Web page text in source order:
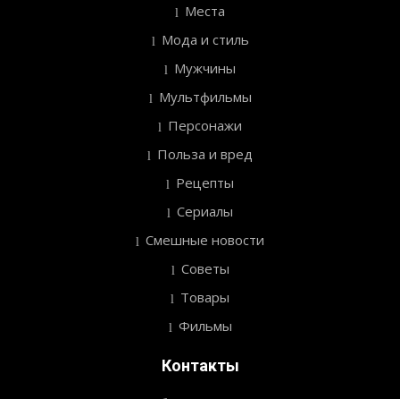
Места
Мода и стиль
Мужчины
Мультфильмы
Персонажи
Польза и вред
Рецепты
Сериалы
Смешные новости
Советы
Товары
Фильмы
Контакты